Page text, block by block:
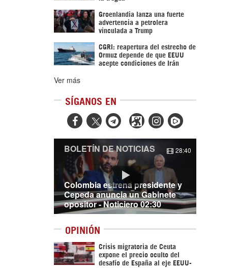
Groenlandia lanza una fuerte
advertencia a petrolera
vinculada a Trump
CGRI: reapertura del estrecho de
Ormuz depende de que EEUU
acepte condiciones de Irán
Ver más
SÍGANOS EN
  
Colombia estrena presidente y
Cepeda anuncia un Gabinete
opositor - Noticiero 02:30
BOLETÍN DE NOTICIAS 28:40
OPINIÓN
Crisis migratoria de Ceuta
expone el precio oculto del
desafío de España al eje EEUU-